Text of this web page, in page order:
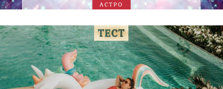
АСТРО